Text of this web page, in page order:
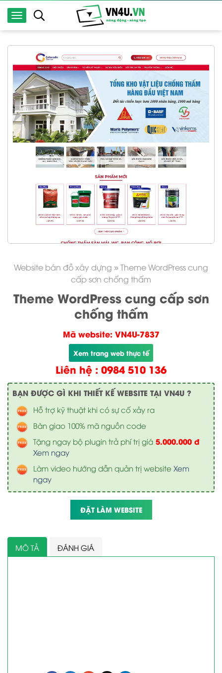
Website bán đồ xây dựng » Theme WordPress cung
cấp sơn chống thấm
Theme WordPress cung cấp sơn
chống thấm
Mã website: VN4U-7837
Xem trang web thực tế
Liên hệ : 0984 510 136
BẠN ĐƯỢC GÌ KHI THIẾT KẾ WEBSITE TẠI VN4U ?
Hỗ trợ kỹ thuật khi có sự cố xảy ra
Bàn giao 100% mã nguồn code
Tặng ngay bộ plugin trả phí trị giá 5.000.000 đ
Xem ngay
Làm video hướng dẫn quản trị website Xem
ngay
ĐẶT LÀM WEBSITE
MÔ TẢ ĐÁNH GIÁ